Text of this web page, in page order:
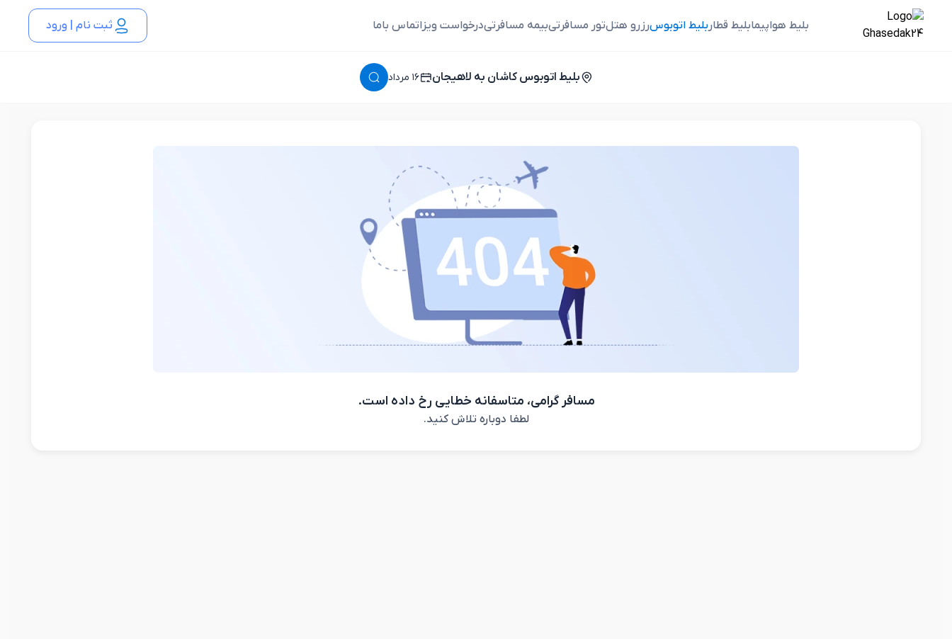
بلیط هواپیمابلیط قطاربلیط اتوبوسرزرو هتلتور مسافرتیبیمه مسافرتیدرخواست ویزاتماس باما ثبت نام | ورود
بلیط اتوبوس کاشان به لاهیجان ١٦ مرداد
مسافر گرامی، متاسفانه خطایی رخ داده است.
لطفا دوباره تلاش کنید.